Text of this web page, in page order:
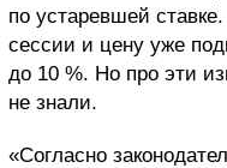
по устаревшей
сессии и цену уже
до 10 %. Но про эти
не знали.
«Согласно